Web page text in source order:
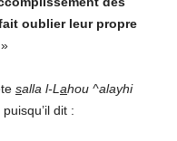
oublierleurpropre
»
salla l-L ahou ^alayhi
dit :